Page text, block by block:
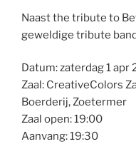
Naast the tribute to
geweldige tribute
Datum: zaterdag 1 apr
Zaal: CreativeColors
Boerderij, Zoetermer
Zaal open: 19:00
Aanvang: 19:30